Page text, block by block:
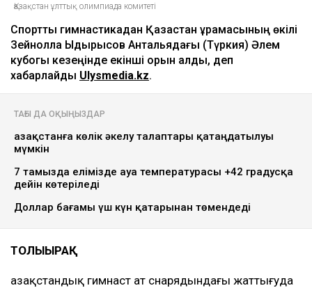
Қазақстан ұлттық олимпиада комитеті
Спорттық гимнастикадан Қазақстан құрамасының өкілі
Зейнолла Ыдырысов Антальядағы (Түркия) Әлем
кубогы кезеңінде екінші орын алды, деп
хабарлайды Ulysmedia.kz.
ТАҒЫ ДА ОҚЫҢЫЗДАР
Қазақстанға көлік әкелу талаптары қатаңдатылуы
мүмкін
7 тамызда елімізде ауа температурасы +42 градусқа
дейін көтеріледі
Доллар бағамы үш күн қатарынан төмендеді
ТОЛЫҒЫРАҚ
Қазақстандық гимнаст ат снарядындағы жаттығуда